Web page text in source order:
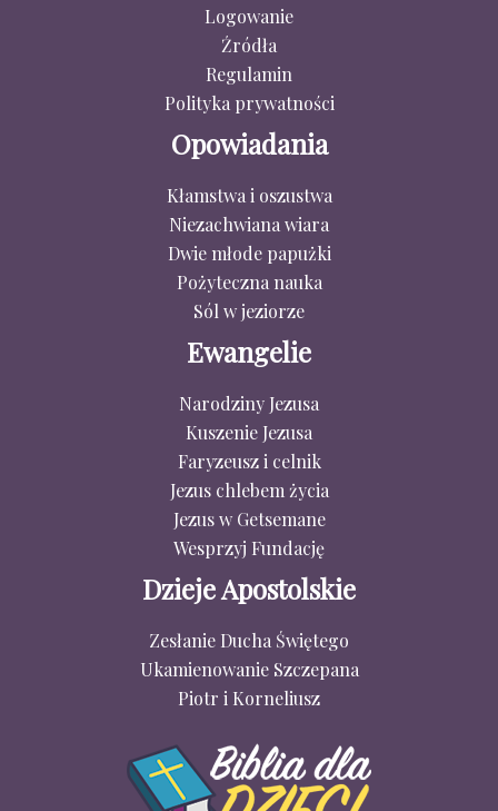
Logowanie
Źródła
Regulamin
Polityka prywatności
Opowiadania
Kłamstwa i oszustwa
Niezachwiana wiara
Dwie młode papużki
Pożyteczna nauka
Sól w jeziorze
Ewangelie
Narodziny Jezusa
Kuszenie Jezusa
Faryzeusz i celnik
Jezus chlebem życia
Jezus w Getsemane
Wesprzyj Fundację
Dzieje Apostolskie
Zesłanie Ducha Świętego
Ukamienowanie Szczepana
Piotr i Korneliusz